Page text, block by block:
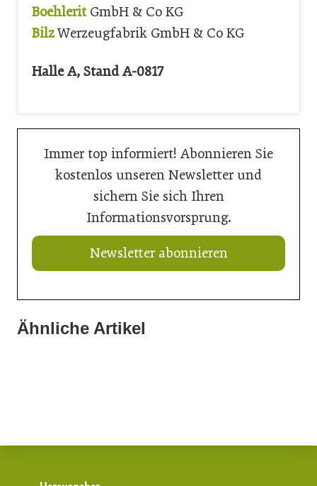
Boehlerit GmbH & Co KG
BilzWerzeugfabrik GmbH & Co KG
Halle A, Stand A-0817
Immer top informiert! Abonnieren Sie
kostenlos unseren Newsletter und
sichern Sie sich Ihren
Informationsvorsprung.
Newsletter abonnieren
Ähnliche Artikel
18. Juni 2026